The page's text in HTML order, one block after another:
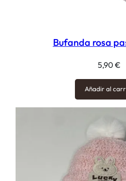
Bufanda rosa
5,90 €
Añadir al